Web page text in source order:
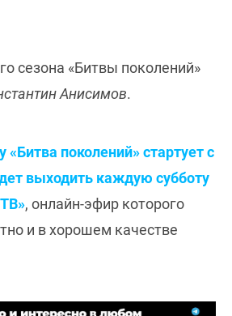
сезона «Битвы поколений»
Анисимов.
«Битва поколений» стартует с
выходить каждую субботу
, онлайн-эфир которого
и в хорошем качестве